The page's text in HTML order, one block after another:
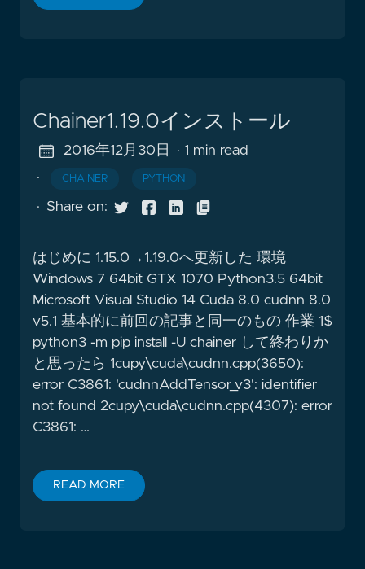
Chainer1.19.0インストール
2016年12月30日
· 1 min read
·
CHAINER PYTHON
· Share on:
はじめに 1.15.0→1.19.0へ更新した 環境
Windows 7 64bit GTX 1070 Python3.5 64bit
Microsoft Visual Studio 14 Cuda 8.0 cudnn 8.0
v5.1 基本的に前回の記事と同一のもの 作業 1$
python3 -m pip install -U chainer して終わりか
と思ったら 1cupy\cuda\cudnn.cpp(3650):
error C3861: 'cudnnAddTensor_v3': identifier
not found 2cupy\cuda\cudnn.cpp(4307): error
C3861: …
READ MORE